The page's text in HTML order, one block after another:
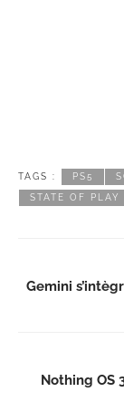
TAGS : PS5
STATE OF PLAY
Gemini
Nothing OS